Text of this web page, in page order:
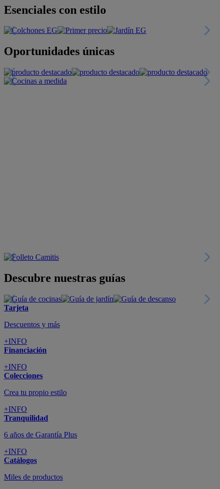
Esenciales con estilo
Oportunidades únicas
Descubre nuestras guías
Tarjeta
Descuentos y más
+INFO
Financiación
+INFO
Colecciones
Crea tu propio estilo
+INFO
Tranquilidad
6 años de Garantía Plus
+INFO
Catálogos
Miles de productos